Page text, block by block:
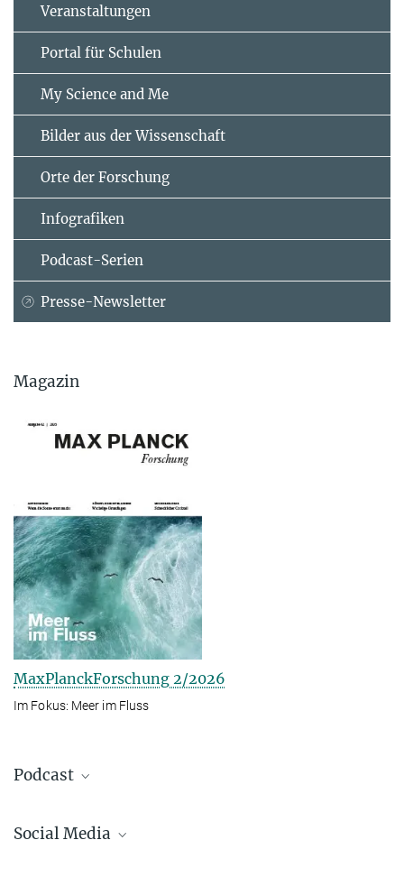
Veranstaltungen
Portal für Schulen
My Science and Me
Bilder aus der Wissenschaft
Orte der Forschung
Infografiken
Podcast-Serien
Presse-Newsletter
Magazin
MaxPlanckForschung 2/2026
Im Fokus: Meer im Fluss
Podcast
Social Media